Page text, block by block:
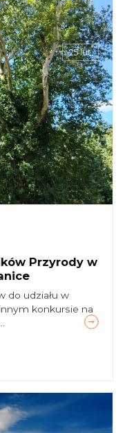
25 lut
Przyrody w
do udziału w
konkursie na